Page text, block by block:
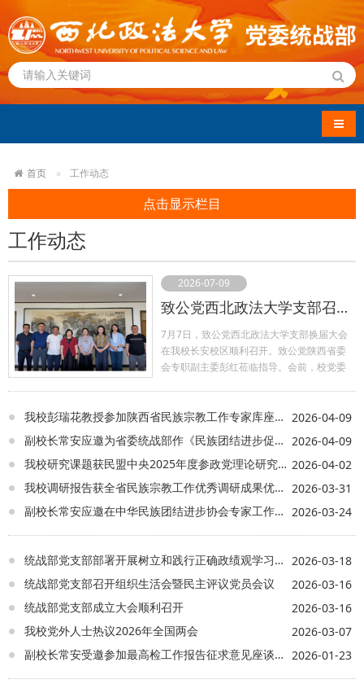
导航
首页 工作动态
点击显示栏目
工作动态
2026-07-09
致公党西北政法大学支部召开换届大会
7月7日，致公党西北政法大学支部换届大会
在我校长安校区顺利召开。致公党陕西省委
会专职副主委彭红莅临指导。会前，校党委
化建设、强化党员队伍建设等重点工作开展
深入交流。 会上，支部主委杨蔚林代表
本届支部委员会作工作报告。大会严格遵照
组织程序，以无记名投票方式，选举产生支
部新一届领导班子，杨蔚林当选支部主委，
洪薇当选副主委。 彭红代表致公党省委会祝
贺本次换届大会顺利召开及新班子当选，并
思想为指导，不断巩固多党合作的共同思想
政治基础；要践行履职要求，强化责任担
查研究，积极建言献策，不断提升参政议
政、民主监督的能力和水平；要把宣传工作
新方式方法，聚焦参政履职实践，不断提升
致公党的社会影响力和感召力；要增强组织
我校彭瑞花教授参加陕西省民族宗教工作专家库座谈会
2026-04-09
副校长常安应邀为省委统战部作《民族团结进步促进法》专题讲座
2026-04-09
我校研究课题获民盟中央2025年度参政党理论研究课题二等奖 2026-04-02
我校调研报告获全省民族宗教工作优秀调研成果优秀奖
2026-03-31
副校长常安应邀在中华民族团结进步协会专家工作委员会学术论坛作主旨讲座
2026-03-24
统战部党支部部署开展树立和践行正确政绩观学习教育
2026-03-18
统战部党支部召开组织生活会暨民主评议党员会议
2026-03-16
统战部党支部成立大会顺利召开
2026-03-16
我校党外人士热议2026年全国两会
2026-03-07
副校长常安受邀参加最高检工作报告征求意见座谈会并发言
2026-01-23